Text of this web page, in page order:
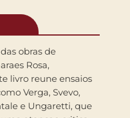
obras de
Rosa,
livro reune ensaios
Verga, Svevo,
e Ungaretti, que